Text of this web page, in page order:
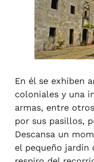
En él se exhiben
coloniales y una
armas, entre
por sus pasillos,
Descansa un
el pequeño jardín